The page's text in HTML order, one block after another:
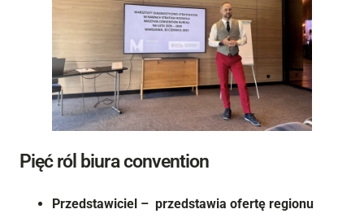
Pięć ról biura convention
Przedstawiciel – przedstawia ofertę regionu